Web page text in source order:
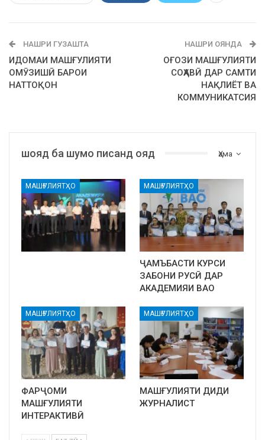
НАШРИ ГУЗАШТА
ИДОМАИ МАШҒУЛИЯТИ
ОМӮЗИШӢ БАРОИ
НАТТОҚОН
НАШРИ ОЯНДА
ОҒОЗИ МАШҒУЛИЯТИ
СОҲАВӢ ДАР САМТИ
НАҚЛИЁТ ВА
КОММУНИКАТСИЯ
Ҳама
шояд ба шумо писанд ояд
МАШҒУЛИЯТҲО МАШҒУЛИЯТҲО
ҶАМЪБАСТИ КУРСИ
ЗАБОНИ РУСӢ ДАР
АКАДЕМИЯИ ВАО
МАШҒУЛИЯТҲО
ФАРҶОМИ
МАШҒУЛИЯТИ
ИНТЕРАКТИВӢ
МАШҒУЛИЯТҲО
МАШҒУЛИЯТИ ДИДИ
ЖУРНАЛИСТ